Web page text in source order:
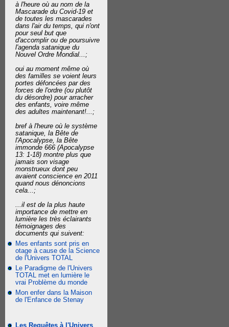
à l'heure où au nom de la
Mascarade du Covid-19 et
de toutes les mascarades
dans l'air du temps, qui n'ont
pour seul but que
d'accomplir ou de poursuivre
l'agenda satanique du
Nouvel Ordre Mondial...;
oui au moment même où
des familles se voient leurs
portes défoncées par des
forces de l'ordre (ou plutôt
du désordre) pour arracher
des enfants, voire même
des adultes maintenant!...;
bref à l'heure où le système
satanique, la Bête de
l'Apocalypse, la Bête
immonde 666 (Apocalypse
13: 1-18) montre plus que
jamais son visage
monstrueux dont peu
avaient conscience en 2011
quand nous dénoncions
cela...;
...il est de la plus haute
importance de mettre en
lumière les très éclairants
témoignages des
documents qui suivent:
Mes enfants sont pris en
otage à cause de la Science
de l'Univers TOTAL
Le Paradigme de l'Univers
TOTAL met en lumière le
vrai Problème du monde
Mon enfer dans la Maison
de l'Enfance de Stenay
Les Requêtes à l'Univers